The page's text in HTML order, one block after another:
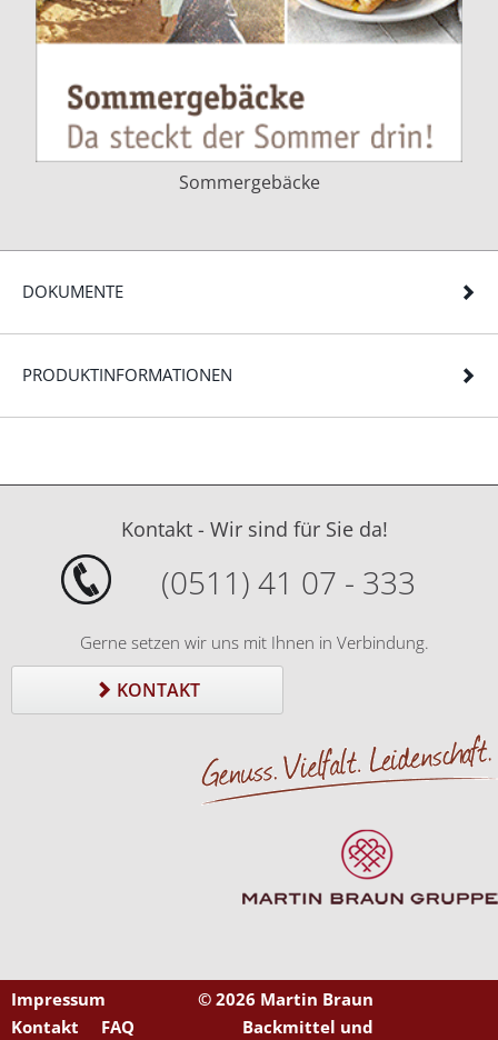
Sommergebäcke
DOKUMENTE
PRODUKTINFORMATIONEN
Kontakt - Wir sind für Sie da!
(0511) 41 07 - 333
Gerne setzen wir uns mit Ihnen in Verbindung.
KONTAKT
Impressum
Kontakt
FAQ
© 2026 Martin Braun
Backmittel und